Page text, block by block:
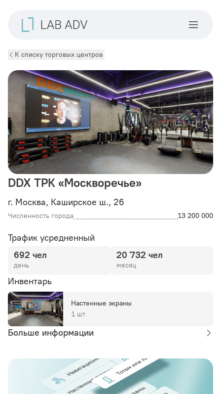
К списку торговых центров
Инвентарь
Настенные экраны
1 шт
DDX ТРК «Москворечье»
г. Москва, Каширское ш., 26
Численность города 13 200 000
Трафик усредненный
692 чел
день
20 732 чел
месяц
Больше информации